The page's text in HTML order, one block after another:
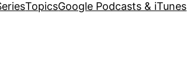
TopicsGoogle Podcasts & iTunes